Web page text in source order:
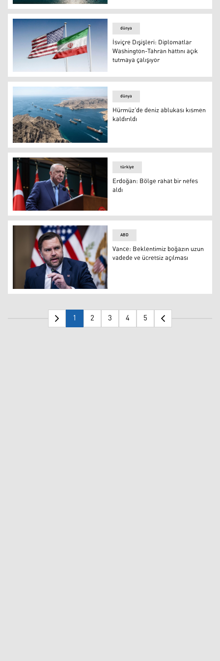
Son 24 saatte Hürmüz'den 20 milyon varil petrol
ABD ve İran bayrakları
dünya
İsviçre Dışişleri: Diplomatlar
Washington-Tahran hattını açık
tutmaya çalışıyor
Hürmüz Boğazı
dünya
Hürmüz’de deniz ablukası kısmen
kaldırıldı
Recep Tayyip Erdoğan
türkiye
Erdoğan: Bölge rahat bir nefes
aldı
James David Vance,
ABD
Vance: Beklentimiz boğazın uzun
vadede ve ücretsiz açılması
1 2 3 4 5